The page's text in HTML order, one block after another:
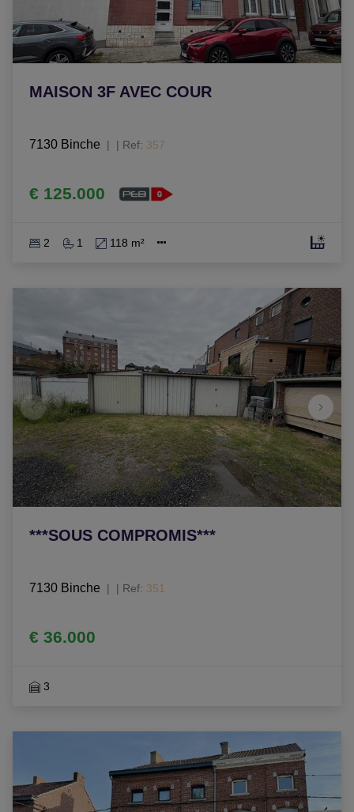
MAISON 3F AVEC COUR
7130 Binche | Ref: 357
€ 125.000
2 1 118 m²
***SOUS COMPROMIS***
7130 Binche | Ref: 351
€ 36.000
3